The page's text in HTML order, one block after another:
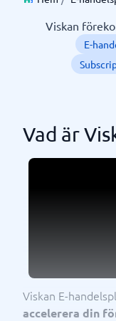
Viskan
E-
Vad är
Viskan E-
accelerera din